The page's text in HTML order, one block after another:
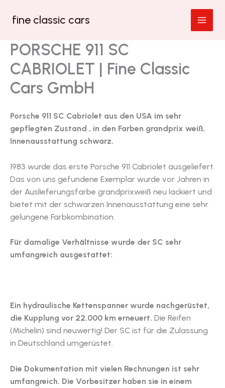
Inhaltfine classic cars
PORSCHE 911 SC
CABRIOLET | Fine Classic
Cars GmbH
Porsche 911 SC Cabriolet aus den USA im sehr
gepflegten Zustand , in den Farben grandprix weiß,
Innenausstattung schwarz.
1983 wurde das erste Porsche 911 Cabriolet ausgeliefert.
Das von uns gefundene Exemplar wurde vor Jahren in
der Auslieferungsfarbe grandprixweiß neu lackiert und
bietet mit der schwarzen Innenausstattung eine sehr
gelungene Farbkombination.
Für damalige Verhältnisse wurde der SC sehr
umfangreich ausgestattet:
Ein hydraulische Kettenspanner wurde nachgerüstet,
die Kupplung vor 22.000 km erneuert. Die Reifen
(Michelin) sind neuwertig! Der SC ist für die Zulassung
in Deutschland umgerüstet.
Die Dokumentation mit vielen Rechnungen ist sehr
umfangreich. Die Vorbesitzer haben sie in einem